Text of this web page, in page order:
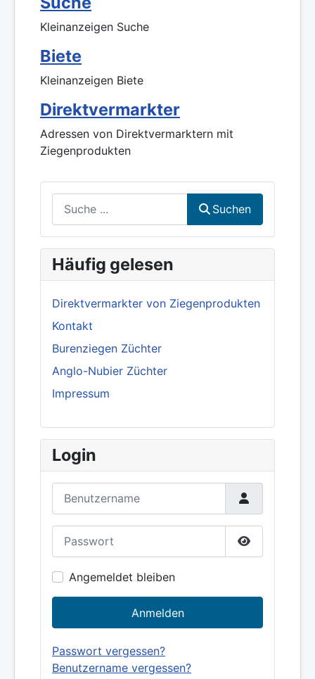
Kleinanzeigen Suche
Biete
Kleinanzeigen Biete
Direktvermarkter
Adressen von Direktvermarktern mit
Ziegenprodukten
Suchen
Häufig gelesen
Direktvermarkter von Ziegenprodukten
Kontakt
Burenziegen Züchter
Anglo-Nubier Züchter
Impressum
Login
Show
Angemeldet bleiben
Anmelden
Passwort vergessen?
Benutzername vergessen?